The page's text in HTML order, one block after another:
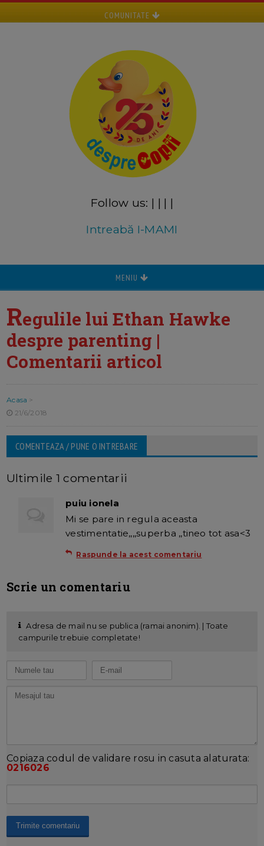
COMUNITATE
Follow us: | | | |
Intreabă I-MAMI
MENIU
Regulile lui Ethan Hawke
despre parenting |
Comentarii articol
Acasa >
21/6/2018
COMENTEAZA / PUNE O INTREBARE
Ultimile 1 comentarii
puiu ionela
Mi se pare in regula aceasta
vestimentatie,,,,superba ,,tineo tot asa<3
Raspunde la acest comentariu
Scrie un comentariu
Adresa de mail nu se publica (ramai anonim). | Toate
campurile trebuie completate!
Copiaza codul de validare rosu in casuta alaturata:
0216026